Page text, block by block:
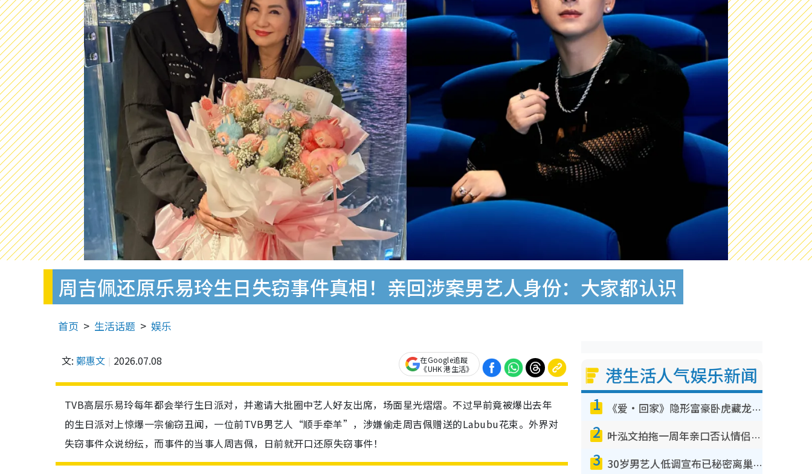
周吉佩还原乐易玲生日失窃事件真相！亲回涉案男艺人身份：大家都认识
首页 生活话题 娱乐
文: 鄭惠文 2026.07.08
在Google追蹤
《UHK 港生活》
TVB高层乐易玲每年都会举行生日派对，并邀请大批圈中艺人好友出席，场面星光熠熠。不过早前竟被爆出去年
的生日派对上惊爆一宗偷窃丑闻，一位前TVB男艺人“顺手牵羊”，涉嫌偷走周吉佩赠送的Labubu花束。外界对
失窃事件众说纷纭，而事件的当事人周吉佩，日前就开口还原失窃事件！
港生活人气娱乐新闻
1 《爱·回家》隐形富豪卧虎藏龙！盘点12位财气逼人的有钱艺人：这位美女3亿身家不愁做
2 叶泓文拍拖一周年亲口否认情侣关系？！被质疑感情造假竟称GM“普通同事”
3 30岁男艺人低调宣布已秘密离巢！人气急跌变失踪人口：“这几年过得并不容易”